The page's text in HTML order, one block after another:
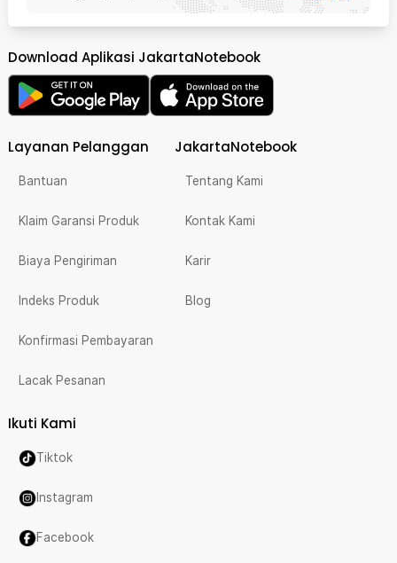
Download Aplikasi JakartaNotebook
Layanan Pelanggan
Bantuan
Klaim Garansi Produk
Biaya Pengiriman
Indeks Produk
Konfirmasi Pembayaran
Lacak Pesanan
JakartaNotebook
Tentang Kami
Kontak Kami
Karir
Blog
Ikuti Kami
Tiktok
Instagram
Facebook